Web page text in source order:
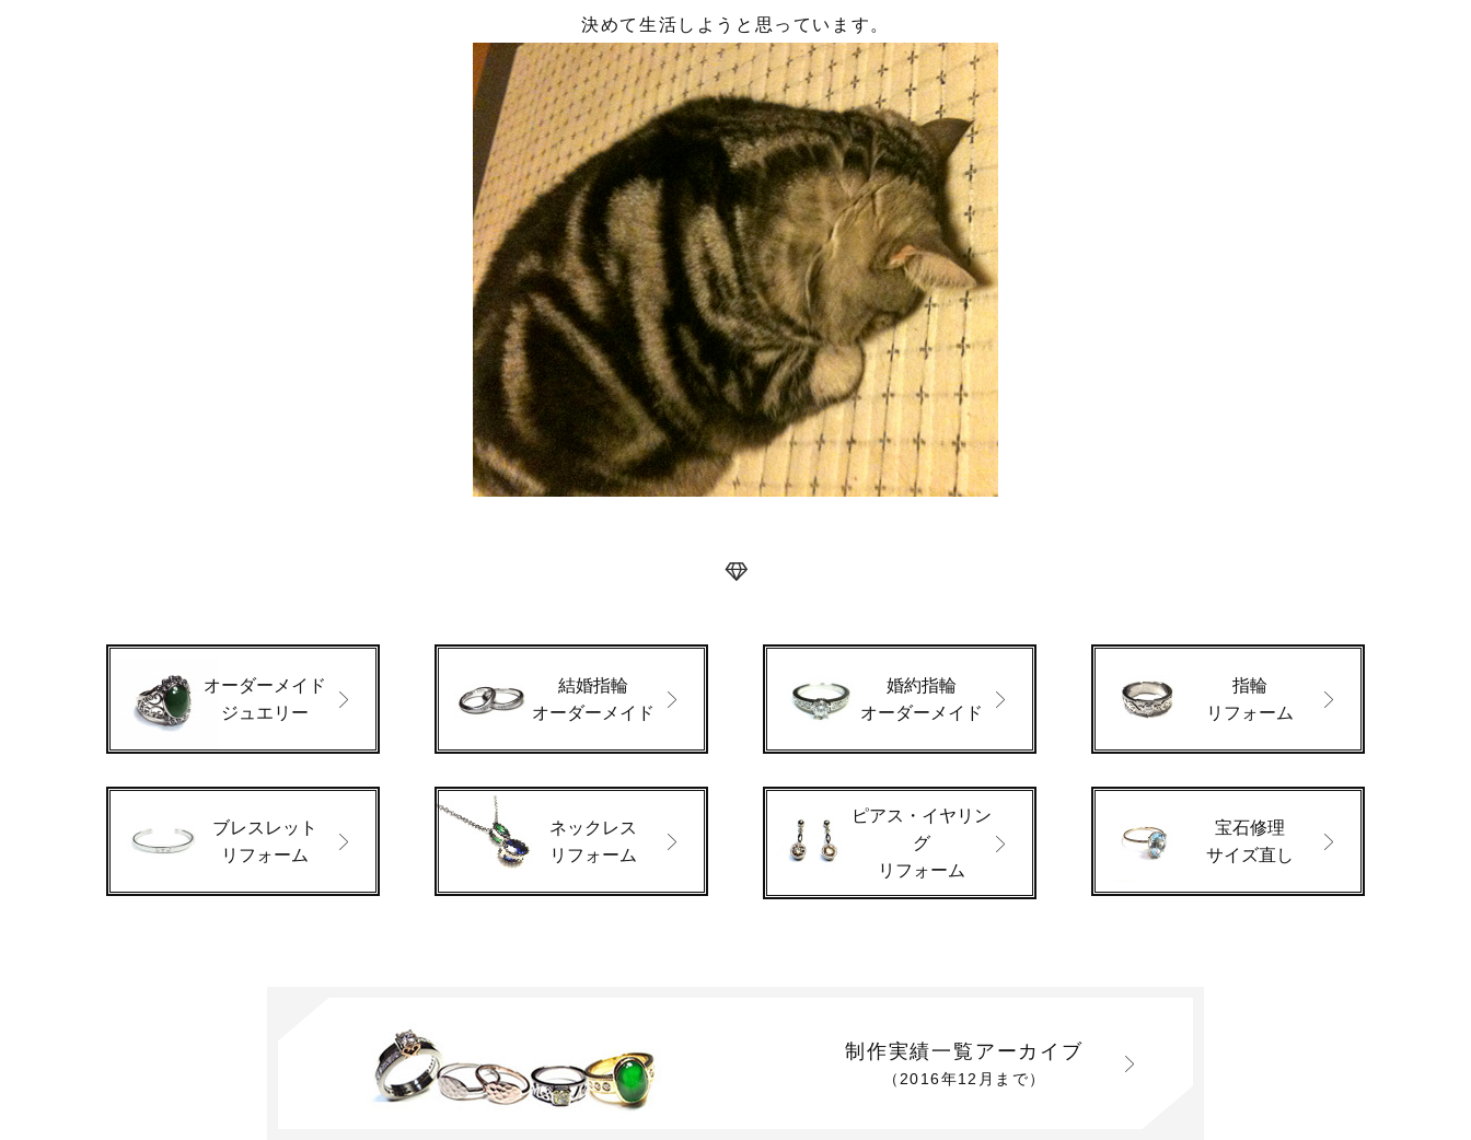
決めて生活しようと思っています。
オーダーメイド
ジュエリー
結婚指輪
オーダーメイド
婚約指輪
オーダーメイド
指輪
リフォーム
ブレスレット
リフォーム
ネックレス
リフォーム
ピアス・イヤリン
グ
リフォーム
宝石修理
サイズ直し
制作実績一覧アーカイブ
（2016年12月まで）